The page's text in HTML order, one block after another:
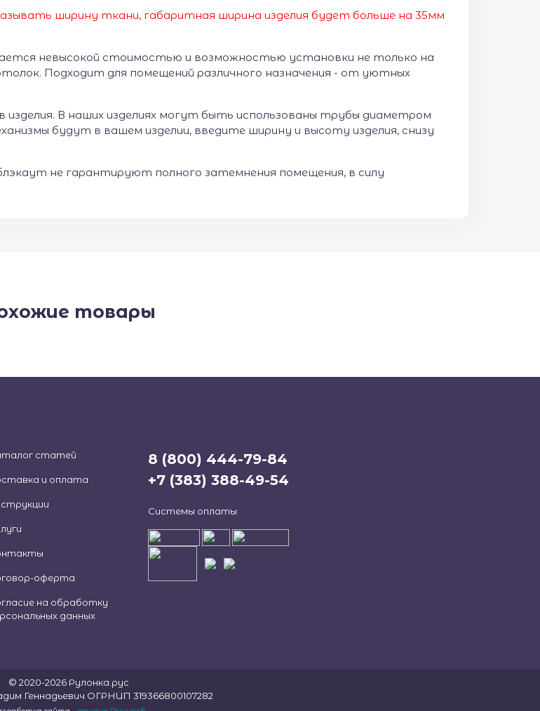
ширину ткани, габаритная ширина изделия будет больше на 35мм
невысокой стоимостью и возможностью установки не только на
Подходит для помещений различного назначения - от уютных
В наших изделиях могут быть использованы трубы диаметром
будут в вашем изделии, введите ширину и высоту изделия, снизу
не гарантируют полного затемнения помещения, в силу
товары
статей
и оплата
оферта
на обработку
данных
8 (800) 444-79-84
+7 (383) 388-49-54
Системы оплаты
© 2020-2026 Рулонка.рус
Геннадьевич ОГРНИП 319366800107282